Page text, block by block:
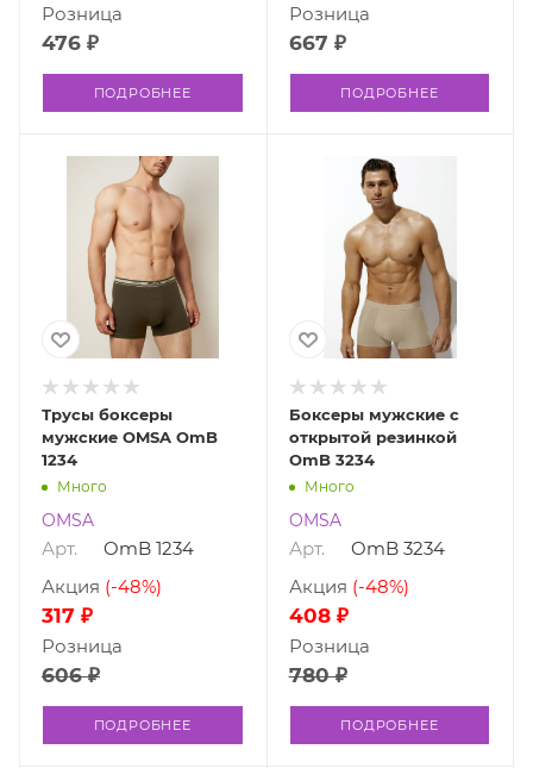
476 ₽
Розница
ПОДРОБНЕЕ
667 ₽
Розница
ПОДРОБНЕЕ
Трусы боксеры
мужские OMSA OmB
1234
Много
OMSA
Арт. OmB 1234
317 ₽
Акция (-48%)
606 ₽
Розница
ПОДРОБНЕЕ
Боксеры мужские с
открытой резинкой
OmB 3234
Много
OMSA
Арт. OmB 3234
408 ₽
Акция (-48%)
780 ₽
Розница
ПОДРОБНЕЕ